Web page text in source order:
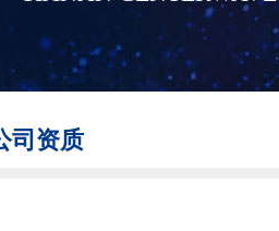
司资质